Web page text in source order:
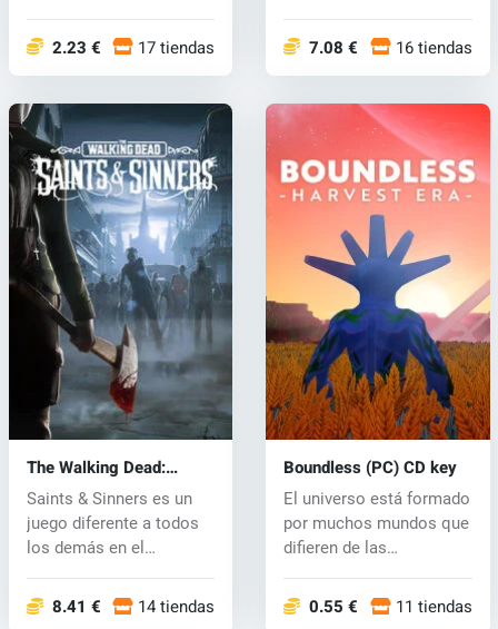
2.23 € 17 tiendas 7.08 € 16 tiendas
The Walking Dead:
Saints & Sinners (PC)
key
Saints & Sinners es un
juego diferente a todos
los demás en el
8.41 € 14 tiendas
Boundless (PC) CD key
El universo está formado
por muchos mundos que
difieren de las
0.55 € 11 tiendas